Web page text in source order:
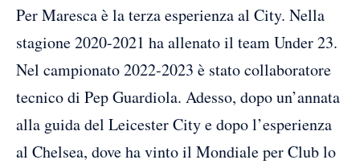
Per Maresca è la terza esperienza al City. Nella
stagione 2020-2021 ha allenato il team Under 23.
Nel campionato 2022-2023 è stato collaboratore
tecnico di Pep Guardiola. Adesso, dopo un’annata
alla guida del Leicester City e dopo l’esperienza
al Chelsea, dove ha vinto il Mondiale per Club lo